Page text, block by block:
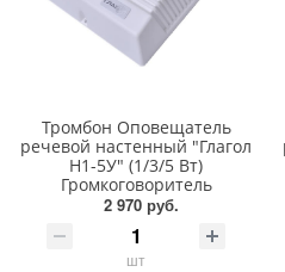
Тромбон Оповещатель
речевой настенный "Глагол
Н1-5У" (1/3/5 Вт)
Громкоговоритель
2 970 руб.
шт